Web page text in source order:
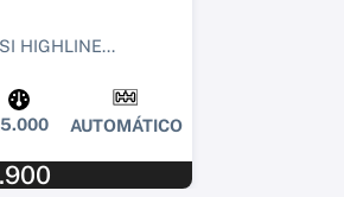
HIGHLINE...
AUTOMÁTICO